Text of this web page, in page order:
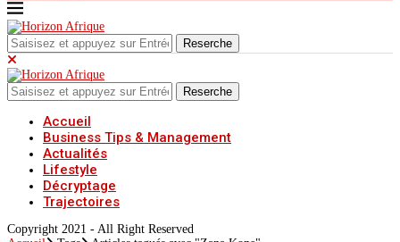
Reserche
Reserche
Accueil
Business Tips & Management
Actualités
Lifestyle
Décryptage
Trajectoires
Copyright 2021 - All Right Reserved